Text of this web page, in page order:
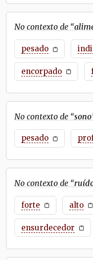
No contexto de “
pesado
encorpado
No contexto de “sono
pesado
No contexto de “
forte alto
ensurdecedor